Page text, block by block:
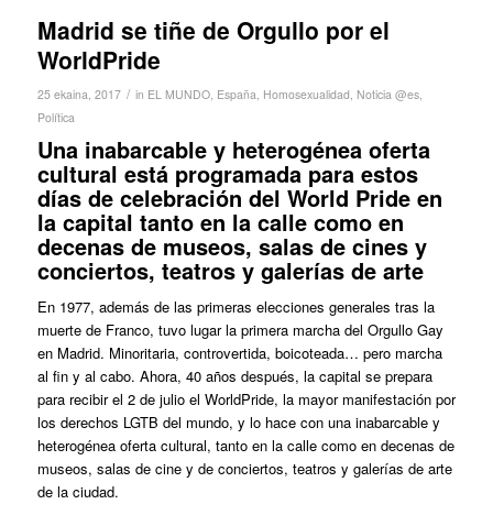
Madrid se tiñe de Orgullo por el
WorldPride
25 ekaina, 2017 / in EL MUNDO, España, Homosexualidad, Noticia @es,
Política
Una inabarcable y heterogénea oferta
cultural está programada para estos
días de celebración del World Pride en
la capital tanto en la calle como en
decenas de museos, salas de cines y
conciertos, teatros y galerías de arte
En 1977, además de las primeras elecciones generales tras la
muerte de Franco, tuvo lugar la primera marcha del Orgullo Gay
en Madrid. Minoritaria, controvertida, boicoteada… pero marcha
al fin y al cabo. Ahora, 40 años después, la capital se prepara
para recibir el 2 de julio el WorldPride, la mayor manifestación por
los derechos LGTB del mundo, y lo hace con una inabarcable y
heterogénea oferta cultural, tanto en la calle como en decenas de
museos, salas de cine y de conciertos, teatros y galerías de arte
de la ciudad.